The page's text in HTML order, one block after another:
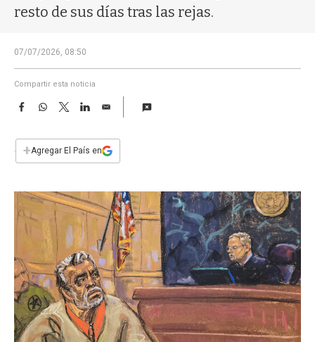
resto de sus días tras las rejas.
07/07/2026, 08:50
Compartir esta noticia
F
e
b
k
W
s
p
T
w
t
L
n
E
i
l
+Agregar El País en